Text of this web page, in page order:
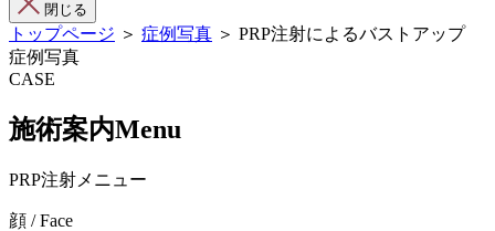
閉じる
トップページ ＞ 症例写真 ＞ PRP注射によるバストアップ
症例写真
CASE
施術案内Menu
PRP注射メニュー
顔 / Face